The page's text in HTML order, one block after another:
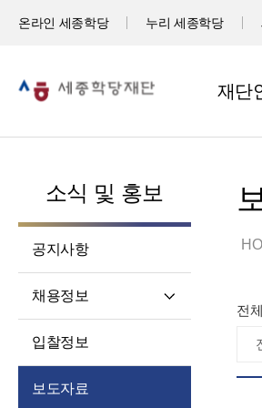
온라인 세종학당 누리 세종학당
재단
소식 및 홍보
공지사항
채용정보
입찰정보
보도자료
전체